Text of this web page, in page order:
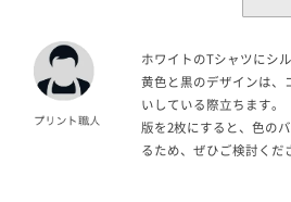
ホワイトのTシャツにシ
黄色と黒のデザインは、
いしている際立ちます。
版を2枚にすると、色の
るため、ぜひご検討くだ